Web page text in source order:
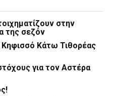
στην
της σεζόν
Κηφισσό Κάτω Τιθορέας
για τον Αστέρα